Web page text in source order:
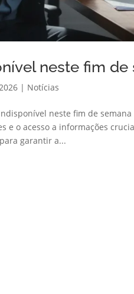
neste fim de
| Notícias
neste fim de
e o acesso a informações
garantir a...